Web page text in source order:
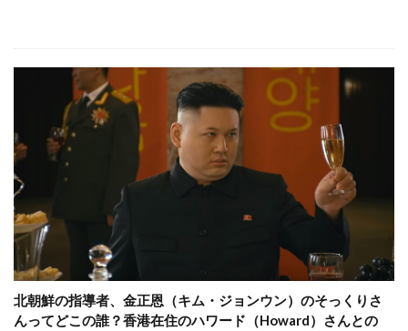
北朝鮮の指導者、金正恩（キム・ジョンウン）のそっくりさ
んってどこの誰？香港在住のハワード（Howard）さんとの